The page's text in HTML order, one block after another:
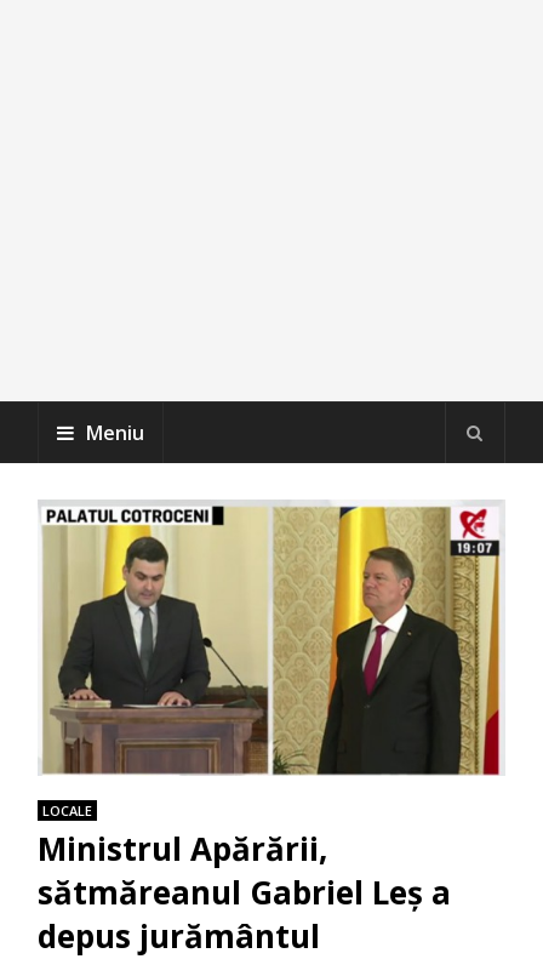
Meniu
LOCALE
Ministrul Apărării,
sătmăreanul Gabriel Leș a
depus jurământul